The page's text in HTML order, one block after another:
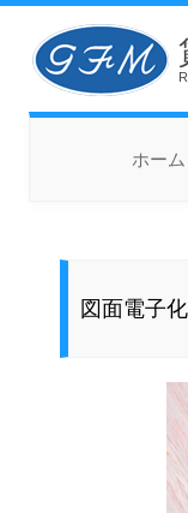
コンテンツへスキッ
ホーム
図面電子